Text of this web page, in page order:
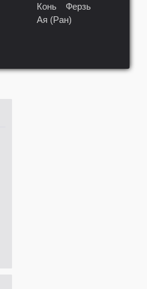
Конь
Ферзь
Ая (Ран)